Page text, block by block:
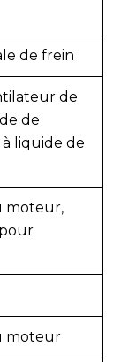
de frein
de
de
liquide de
moteur,
moteur